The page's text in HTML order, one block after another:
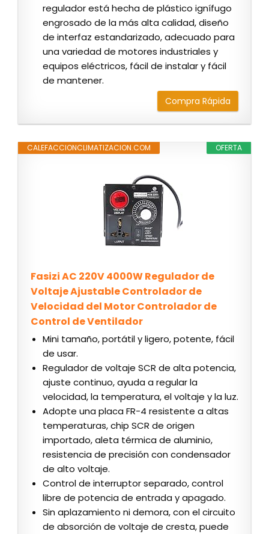
regulador está hecha de plástico ignífugo
engrosado de la más alta calidad, diseño
de interfaz estandarizado, adecuado para
una variedad de motores industriales y
equipos eléctricos, fácil de instalar y fácil
de mantener.
Compra Rápida
OFERTA
CALEFACCIONCLIMATIZACION.COM
Fasizi AC 220V 4000W Regulador de
Voltaje Ajustable Controlador de
Velocidad del Motor Controlador de
Control de Ventilador
Mini tamaño, portátil y ligero, potente, fácil
de usar.
Regulador de voltaje SCR de alta potencia,
ajuste continuo, ayuda a regular la
velocidad, la temperatura, el voltaje y la luz.
Adopte una placa FR-4 resistente a altas
temperaturas, chip SCR de origen
importado, aleta térmica de aluminio,
resistencia de precisión con condensador
de alto voltaje.
Control de interruptor separado, control
libre de potencia de entrada y apagado.
Sin aplazamiento ni demora, con el circuito
de absorción de voltaje de cresta, puede